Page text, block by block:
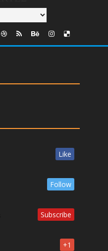
Like
Follow
Subscribe
+1